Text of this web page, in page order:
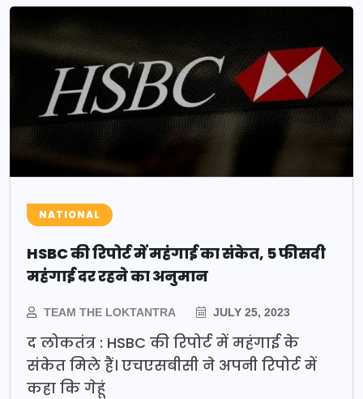
NATIONAL
HSBC की रिपोर्ट में महंगाई का संकेत, 5 फीसदी
महंगाई दर रहने का अनुमान
TEAM THE LOKTANTRA JULY 25, 2023
द लोकतंत्र : HSBC की रिपोर्ट में महंगाई के
संकेत मिले हैं। एचएसबीसी ने अपनी रिपोर्ट में
कहा कि गेहूं